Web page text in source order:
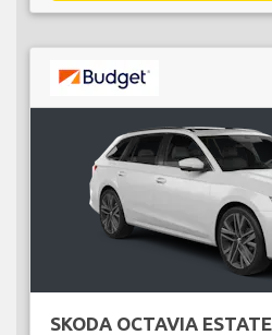
SKODA OCTAVIA ESTATE